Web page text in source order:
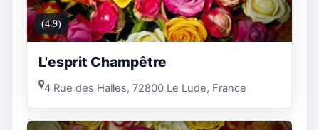
(4.9)
L'esprit Champêtre
4 Rue des Halles, 72800 Le Lude, France